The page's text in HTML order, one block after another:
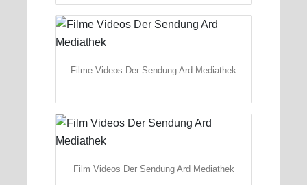
Filme Videos Der Sendung Ard Mediathek
Film Videos Der Sendung Ard Mediathek